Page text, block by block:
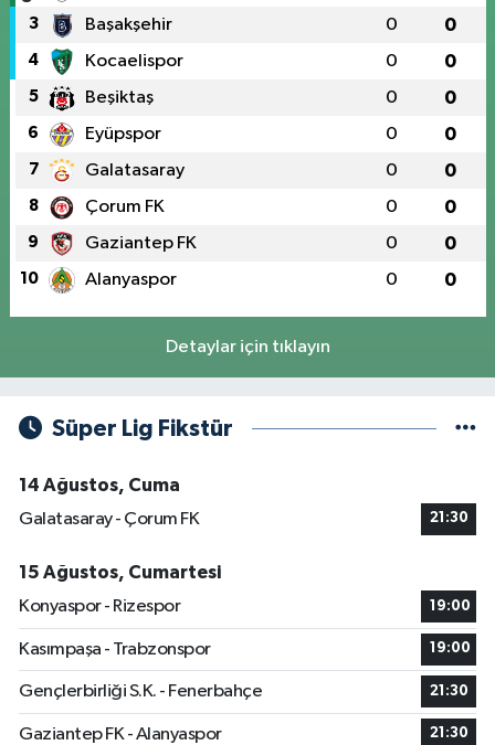
3 Başakşehir 0 0
4 Kocaelispor 0 0
5 Beşiktaş 0 0
6 Eyüpspor 0 0
7 Galatasaray 0 0
8 Çorum FK 0 0
9 Gaziantep FK 0 0
10 Alanyaspor 0 0
Detaylar için tıklayın
Süper Lig Fikstür
14 Ağustos, Cuma
Galatasaray - Çorum FK
21:30
15 Ağustos, Cumartesi
Konyaspor - Rizespor
19:00
Kasımpaşa - Trabzonspor 19:00
Gençlerbirliği S.K. - Fenerbahçe 21:30
Gaziantep FK - Alanyaspor 21:30